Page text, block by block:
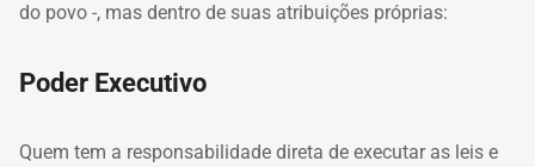
do povo -, mas dentro de suas atribuições próprias:
Poder Executivo
Quem tem a responsabilidade direta de executar as leis e